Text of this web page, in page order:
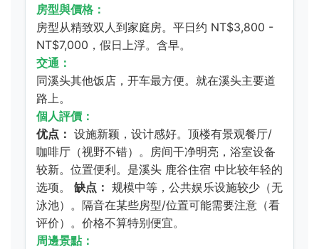
房型與價格：
房型从精致双人到家庭房。平日约 NT$3,800 -
NT$7,000，假日上浮。含早。
交通：
同溪头其他饭店，开车最方便。就在溪头主要道
路上。
個人評價：
优点： 设施新颖，设计感好。顶楼有景观餐厅/
咖啡厅（视野不错）。房间干净明亮，浴室设备
较新。位置便利。是溪头 鹿谷住宿 中比较年轻的
选项。 缺点： 规模中等，公共娱乐设施较少（无
泳池）。隔音在某些房型/位置可能需要注意（看
评价）。价格不算特别便宜。
周邊景點：